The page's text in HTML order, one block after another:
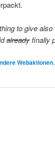
to give
alreadyfinally
Webaktionen,